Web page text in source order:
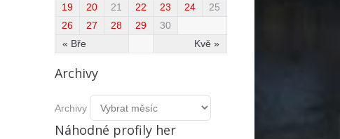
« Bře Kvě »
19
20 21 22 23 24
25
26
27 28 29 30
Archivy
Archivy
Náhodné profily her